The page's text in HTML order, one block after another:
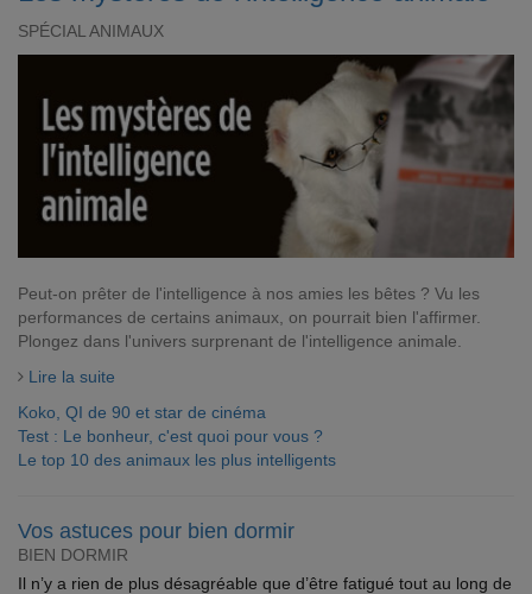
SPÉCIAL ANIMAUX
Peut-on prêter de l'intelligence à nos amies les bêtes ? Vu les
performances de certains animaux, on pourrait bien l'affirmer.
Plongez dans l'univers surprenant de l'intelligence animale.
Lire la suite
Koko, QI de 90 et star de cinéma
Test : Le bonheur, c'est quoi pour vous ?
Le top 10 des animaux les plus intelligents
Vos astuces pour bien dormir
BIEN DORMIR
Il n’y a rien de plus désagréable que d’être fatigué tout au long de